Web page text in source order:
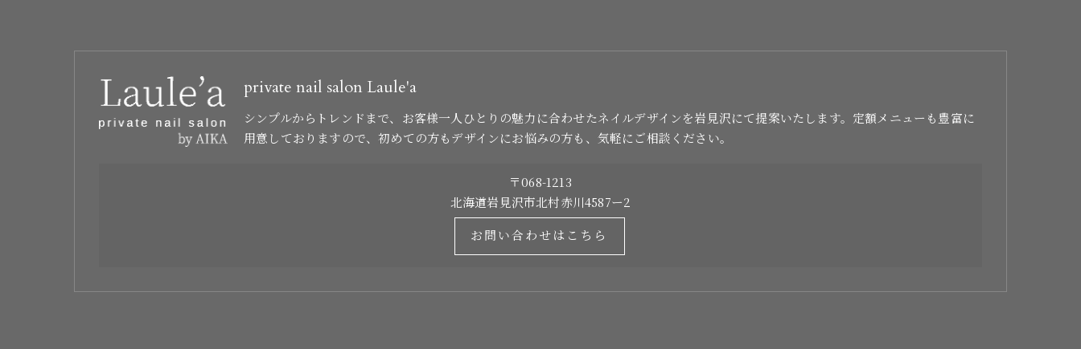
private nail salon Laule'a
シンプルからトレンドまで、お客様一人ひとりの魅力に合わせたネイルデザインを岩見沢にて提案いたします。定額メニューも豊富に
用意しておりますので、初めての方もデザインにお悩みの方も、気軽にご相談ください。
〒068-1213
北海道岩見沢市北村赤川4587ー2
お問い合わせはこちら